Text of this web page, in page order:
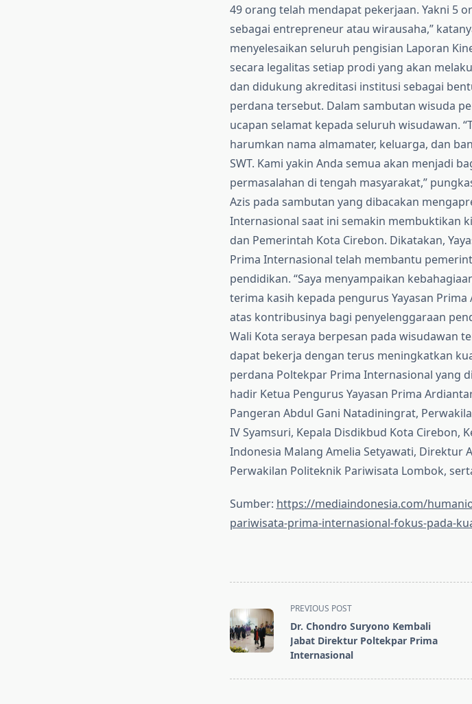
49 orang telah mendapat pekerjaan. Yakni 5
sebagai entrepreneur atau wirausaha,”
menyelesaikan seluruh pengisian Laporan
secara legalitas setiap prodi yang akan
dan didukung akreditasi institusi sebagai
perdana tersebut. Dalam sambutan wisuda
ucapan selamat kepada seluruh wisudawan.
harumkan nama almamater, keluarga, dan
SWT. Kami yakin Anda semua akan menjadi
permasalahan di tengah masyarakat,”
Azis pada sambutan yang dibacakan
Internasional saat ini semakin membuktikan
dan Pemerintah Kota Cirebon. Dikatakan,
Prima Internasional telah membantu
pendidikan. “Saya menyampaikan
terima kasih kepada pengurus Yayasan
atas kontribusinya bagi penyelenggaraan
Wali Kota seraya berpesan pada wisudawan
dapat bekerja dengan terus meningkatkan
perdana Poltekpar Prima Internasional yang
hadir Ketua Pengurus Yayasan Prima
Pangeran Abdul Gani Natadiningrat,
IV Syamsuri, Kepala Disdikbud Kota Cirebon,
Indonesia Malang Amelia Setyawati, Direktur
Perwakilan Politeknik Pariwisata Lombok,
Sumber: https://mediaindonesia.com/
pariwisata-prima-internasional-fokus-pada-
<span
class="nav-
subtitle
screen-
PREVIOUS POST
Dr. Chondro Suryono Kembali
Jabat Direktur Poltekpar Prima
Internasional